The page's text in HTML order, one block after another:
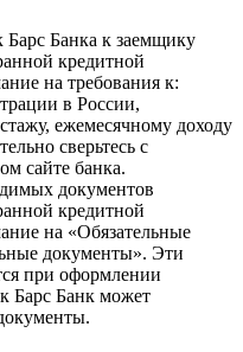
Барс Банка к заемщику
кредитной
на требования к:
в России,
ежемесячному доходу
сверьтесь с
сайте банка.
документов
кредитной
на «Обязательные
документы». Эти
при оформлении
Барс Банк может